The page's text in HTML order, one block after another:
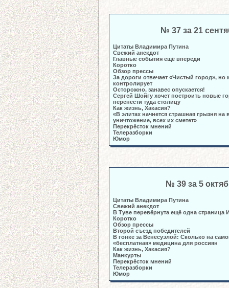
№ 37 за 21
Цитаты Владимира Путина
Свежий анекдот
Главные события ещё впереди
Коротко
Обзор прессы
За дороги отвечает «Чистый город»,
контролирует
Осторожно, занавес опускается!
Сергей Шойгу хочет построить новые
перенести туда столицу
Как жизнь, Хакасия?
«В элитах начнется страшная грызня на
уничтожение, всех их сметет»
Перекрёсток мнений
Телеразборки
Юмор
№ 39 за 5
Цитаты Владимира Путина
Свежий анекдот
В Туве перевёрнута ещё одна страница
Коротко
Обзор прессы
Второй съезд победителей
В гонке за Венесуэлой: Сколько на
«бесплатная» медицина для россиян
Как жизнь, Хакасия?
Манкурты
Перекрёсток мнений
Телеразборки
Юмор